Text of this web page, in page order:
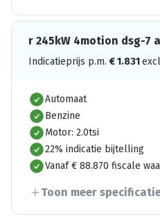
r 245kW 4motion dsg-7
Indicatieprijs p.m. €1.831
Automaat
Benzine
Motor: 2.0tsi
22% indicatie bijtelling
Vanaf € 88.870 fiscale
Toon meer